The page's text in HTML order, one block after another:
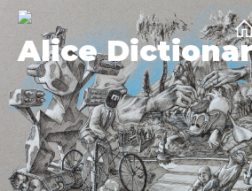
Alice